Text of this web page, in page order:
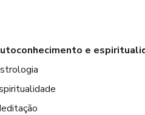
e